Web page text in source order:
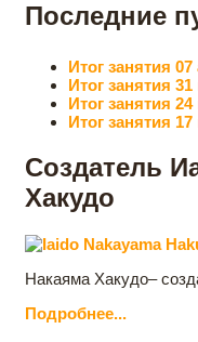
Последние
Итог занятия
Итог занятия
Итог занятия
Итог занятия
Создатель
Хакудо
Накаяма Хакудо–
Подробнее...